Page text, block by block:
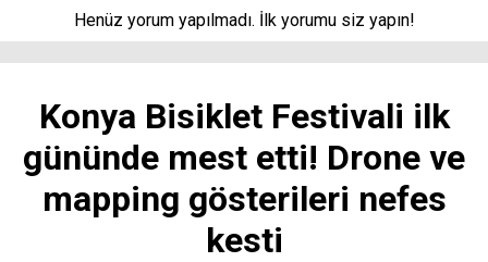
Henüz yorum yapılmadı. İlk yorumu siz yapın!
Konya Bisiklet Festivali ilk
gününde mest etti! Drone ve
mapping gösterileri nefes
kesti